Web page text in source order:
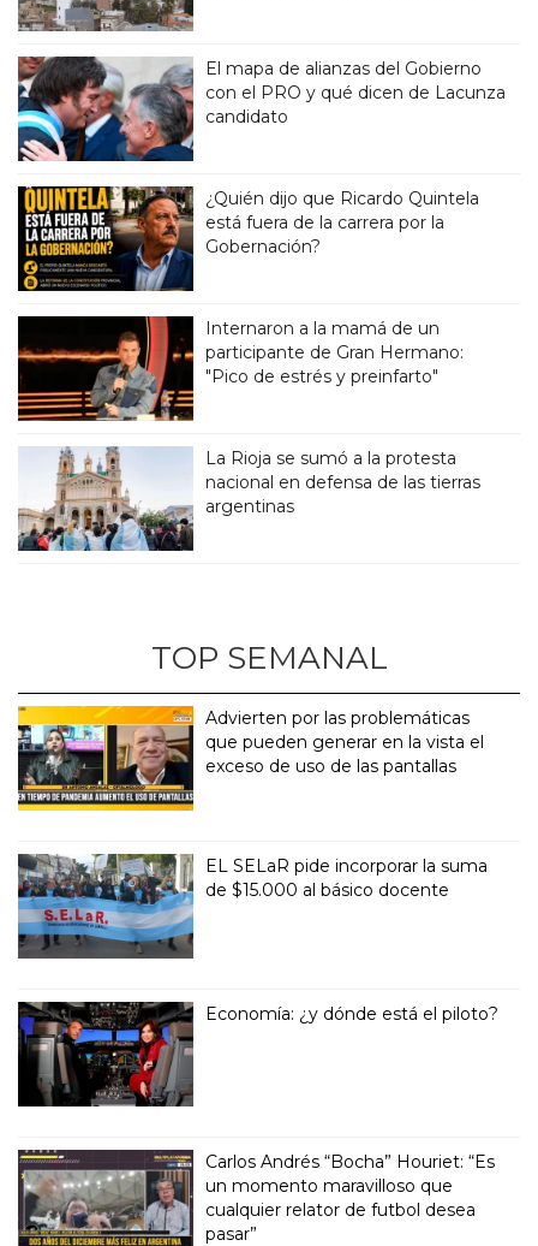
El mapa de alianzas del Gobierno
con el PRO y qué dicen de Lacunza
candidato
¿Quién dijo que Ricardo Quintela
está fuera de la carrera por la
Gobernación?
Internaron a la mamá de un
participante de Gran Hermano:
"Pico de estrés y preinfarto"
La Rioja se sumó a la protesta
nacional en defensa de las tierras
argentinas
TOP SEMANAL
Advierten por las problemáticas
que pueden generar en la vista el
exceso de uso de las pantallas
EL SELaR pide incorporar la suma
de $15.000 al básico docente
Economía: ¿y dónde está el piloto?
Carlos Andrés “Bocha” Houriet: “Es
un momento maravilloso que
cualquier relator de futbol desea
pasar”